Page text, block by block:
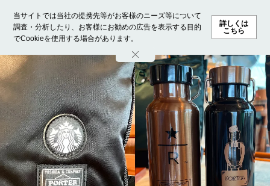
当サイトでは当社の提携先等がお客様のニーズ等について
調査・分析したり、お客様にお勧めの広告を表示する目的
でCookieを使用する場合があります。
詳しくは
こちら
ホーム モデル募集 ランキング ファッション ビューテ